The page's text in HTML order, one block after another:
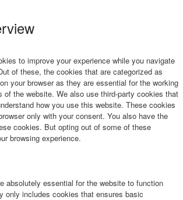
to improve your experience while you navigate
of these, the cookies that are categorized as
your browser as they are essential for the working
of the website. We also use third-party cookies that
how you use this website. These cookies
only with your consent. You also have the
cookies. But opting out of some of these
browsing experience.
absolutely essential for the website to function
only includes cookies that ensures basic